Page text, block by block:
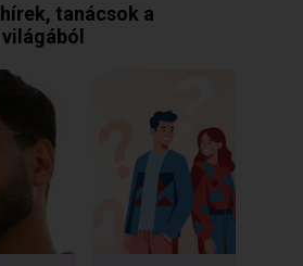
tanácsok a